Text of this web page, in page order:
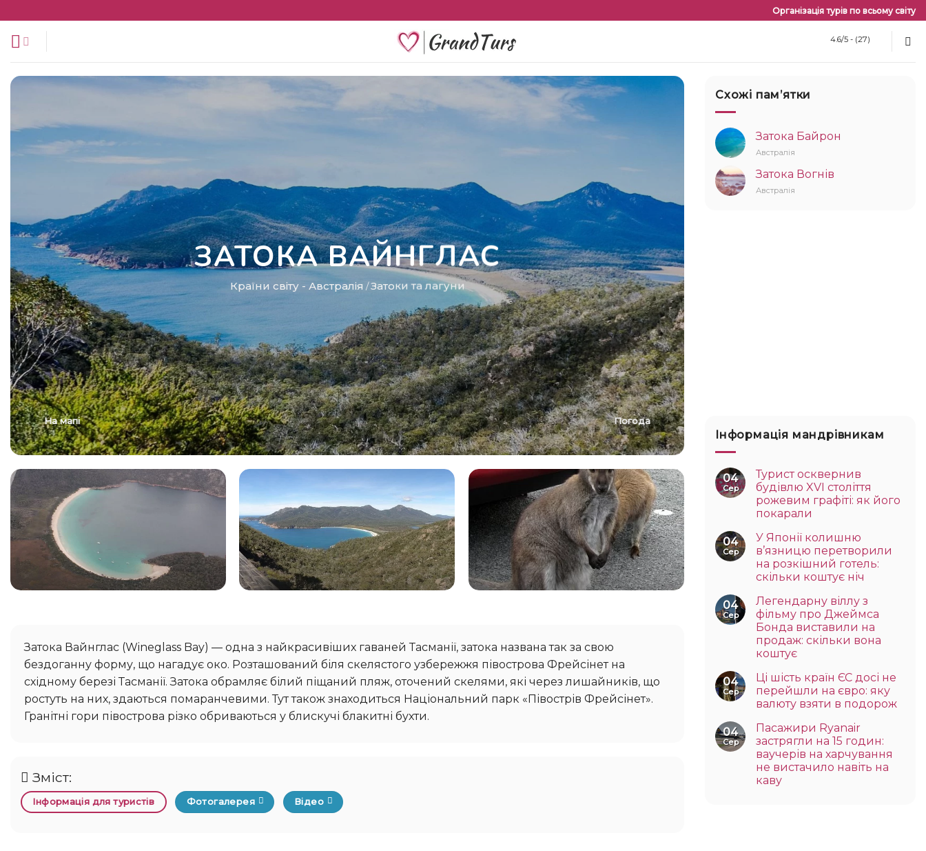
змісту
Організація турів по всьому світу
4.6/5 - (27)
ЗАТОКА ВАЙНГЛАС
Країни світу- Австралія / Затоки та лагуни
На мапі Погода
Затока Вайнглас (Wineglass Bay) — одна з найкрасивіших гаваней Тасманії, затока названа так за свою
бездоганну форму, що нагадує око. Розташований біля скелястого узбережжя півострова Фрейсінет на
східному березі Тасманії. Затока обрамляє білий піщаний пляж, оточений скелями, які через лишайників, що
ростуть на них, здаються помаранчевими. Тут також знаходиться Національний парк «Півострів Фрейсінет».
Гранітні гори півострова різко обриваються у блискучі блакитні бухти.
Зміст:
Інформація для туристів Фотогалерея Відео
Схожі памʼятки
Затока Байрон
Австралія
Затока Вогнів
Австралія
Інформація мандрівникам
04
Сер
Турист осквернив
будівлю XVI століття
рожевим графіті: як його
покарали
04
Сер
У Японії колишню
в’язницю перетворили
на розкішний готель:
скільки коштує ніч
04
Сер
Легендарну віллу з
фільму про Джеймса
Бонда виставили на
продаж: скільки вона
коштує
04
Сер
Ці шість країн ЄС досі не
перейшли на євро: яку
валюту взяти в подорож
04
Сер
Пасажири Ryanair
застрягли на 15 годин:
ваучерів на харчування
не вистачило навіть на
каву